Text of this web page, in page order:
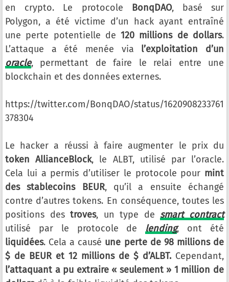
en crypto. Le protocole
BonqDAO, basé sur
Polygon, a été victime d’un hack ayant entraîné
une perte potentielle de120 millions de dollars.
L’attaque a été menée via l’exploitation d’un
oracle, permettant de faire le relai entre une
blockchain et des données externes.
https://twitter.com/BonqDAO/status/1620908233761
378304
Le hacker a réussi à faire augmenter le prix du
token AllianceBlock, le ALBT, utilisé par l’oracle.
Cela lui a permis d’utiliser le protocole pour mint
des stablecoins BEUR, qu’il a ensuite échangé
contre d’autres tokens. En conséquence, toutes les
positions destroves, un type desmart contract
utilisé par le protocole de lending, ont été
liquidées. Cela a causé une perte de 98 millions de
$ de BEUR et 12 millions de $ d’ALBT. Cependant,
l’attaquant a pu extraire « seulement » 1 million de